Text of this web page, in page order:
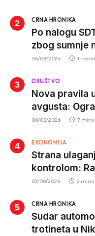
CRNA HRONIKA
Po nalogu
zbog sumnje
za izvršenje
06/08/2026 1 minut
DRUŠTVO
Nova pravila
avgusta:
trotinetima i
06/08/2026 7
EKONOMIJA
Strana
kontrolom:
03/08/2026 2
CRNA HRONIKA
Sudar
trotineta u